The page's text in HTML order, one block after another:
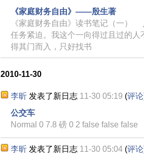
《家庭财务自由》——殷生著
《家庭财务自由》读书笔记（一）
任务紧迫。我这个一向得过且过的人
得其门而入，只好找书
2010-11-30
李昕 发表了新日志 11-30 05:19 (评论
公交车
Normal 0 7.8 磅 0 2 false false false
李昕 发表了新日志 11-30 05:04 (评论